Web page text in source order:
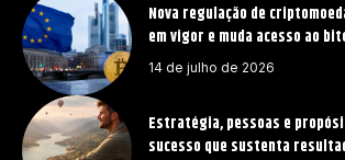
Nova regulação de
em vigor e muda acesso ao
14 de julho de 2026
Estratégia, pessoas e
sucesso que sustenta